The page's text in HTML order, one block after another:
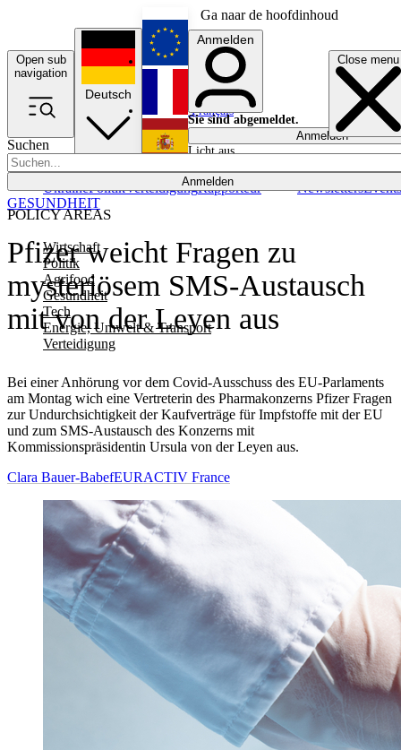
Ga naar de hoofdinhoud
Open sub
navigation
Close menu
Suchen
Anmelden
POLICY AREAS
Wirtschaft
Politik
Agrifood
Gesundheit
Tech
Energie, Umwelt & Transport
Verteidigung
UkrainePolitikVerteidigungRapporteur NewslettersEvents
Deutsch
English
Français
Anmelden
Sie sind abgemeldet.
Anmelden
Licht aus
Pfizer weicht Fragen zu
mysteriösem SMS-Austausch
mit von der Leyen aus
Bei einer Anhörung vor dem Covid-Ausschuss des EU-Parlaments
am Montag wich eine Vertreterin des Pharmakonzerns Pfizer Fragen
zur Undurchsichtigkeit der Kaufverträge für Impfstoffe mit der EU
und zum SMS-Austausch des Konzerns mit
Kommissionspräsidentin Ursula von der Leyen aus.
GESUNDHEIT
Clara Bauer-BabefEURACTIV France